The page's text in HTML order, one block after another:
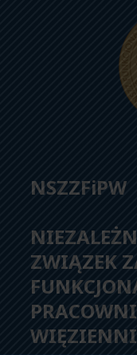
NSZZFiPW
ZWIĄZEK